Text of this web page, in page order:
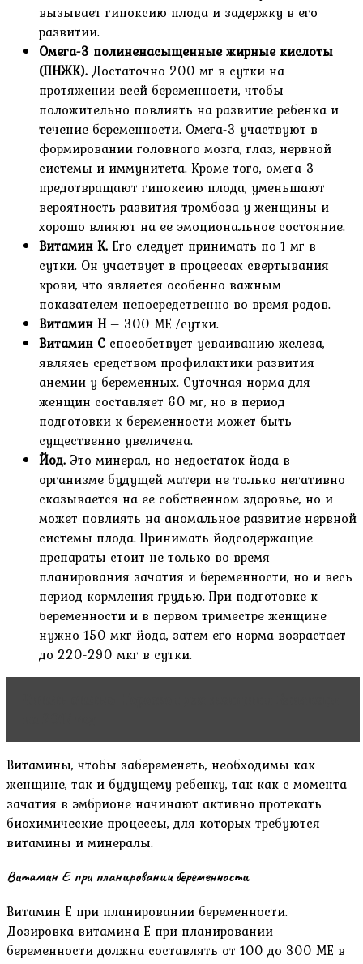
вызывает гипоксию плода и задержку в его
развитии.
Омега-3 полиненасыщенные жирные кислоты
(ПНЖК). Достаточно 200 мг в сутки на
протяжении всей беременности, чтобы
положительно повлиять на развитие ребенка и
течение беременности. Омега-3 участвуют в
формировании головного мозга, глаз, нервной
системы и иммунитета. Кроме того, омега-3
предотвращают гипоксию плода, уменьшают
вероятность развития тромбоза у женщины и
хорошо влияют на ее эмоциональное состояние.
Витамин К. Его следует принимать по 1 мг в
сутки. Он участвует в процессах свертывания
крови, что является особенно важным
показателем непосредственно во время родов.
Витамин Н– 300 МЕ /сутки.
Витамин С способствует усваиванию железа,
являясь средством профилактики развития
анемии у беременных. Суточная норма для
женщин составляет 60 мг, но в период
подготовки к беременности может быть
существенно увеличена.
Йод. Это минерал, но недостаток йода в
организме будущей матери не только негативно
сказывается на ее собственном здоровье, но и
может повлиять на аномальное развитие нервной
системы плода. Принимать йодсодержащие
препараты стоит не только во время
планирования зачатия и беременности, но и весь
период кормления грудью. При подготовке к
беременности и в первом триместре женщине
нужно 150 мкг йода, затем его норма возрастает
до 220-290 мкг в сутки.
Витамины, чтобы забеременеть, необходимы как
женщине, так и будущему ребенку, так как с момента
зачатия в эмбрионе начинают активно протекать
биохимические процессы, для которых требуются
витамины и минералы.
Витамин Е при планировании беременности
Витамин Е при планировании беременности.
Дозировка витамина Е при планировании
беременности должна составлять от 100 до 300 МЕ в